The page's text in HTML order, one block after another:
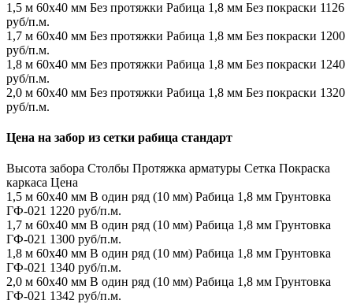
1,5 м 60х40 мм Без протяжки Рабица 1,8 мм Без покраски 1126
руб/п.м.
1,7 м 60х40 мм Без протяжки Рабица 1,8 мм Без покраски 1200
руб/п.м.
1,8 м 60х40 мм Без протяжки Рабица 1,8 мм Без покраски 1240
руб/п.м.
2,0 м 60х40 мм Без протяжки Рабица 1,8 мм Без покраски 1320
руб/п.м.
Цена на забор из сетки рабица стандарт
Высота забора Столбы Протяжка арматуры Сетка Покраска
каркаса Цена
1,5 м 60х40 мм В один ряд (10 мм) Рабица 1,8 мм Грунтовка
ГФ-021 1220 руб/п.м.
1,7 м 60х40 мм В один ряд (10 мм) Рабица 1,8 мм Грунтовка
ГФ-021 1300 руб/п.м.
1,8 м 60х40 мм В один ряд (10 мм) Рабица 1,8 мм Грунтовка
ГФ-021 1340 руб/п.м.
2,0 м 60х40 мм В один ряд (10 мм) Рабица 1,8 мм Грунтовка
ГФ-021 1342 руб/п.м.